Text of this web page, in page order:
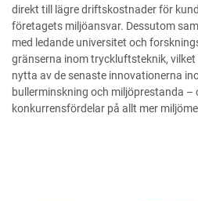
direkt till lägre driftskostnader för
företagets miljöansvar. Dessutom
med ledande universitet och
gränserna inom tryckluftsteknik,
nytta av de senaste innovationerna
bullerminskning och miljöprestanda –
konkurrensfördelar på allt mer